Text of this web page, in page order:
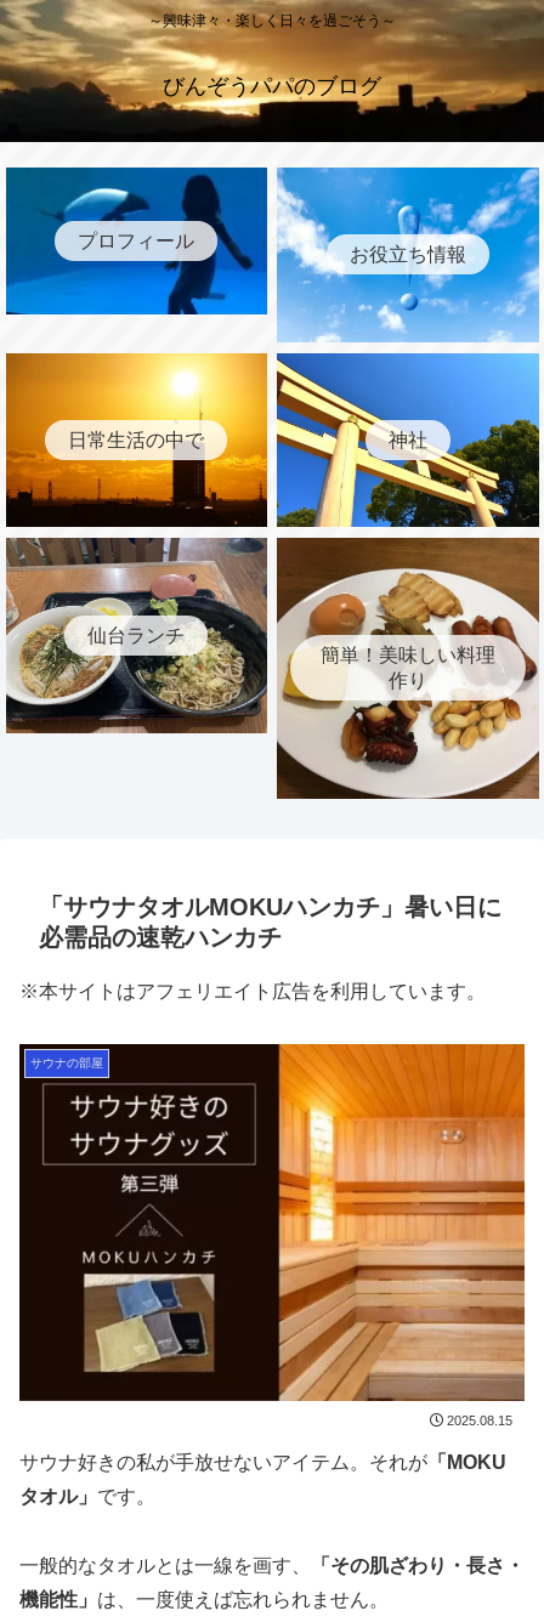
～興味津々・楽しく日々を過ごそう～
びんぞうパパのブログ
プロフィール
お役立ち情報
日常生活の中で 神社
仙台ランチ
簡単！美味しい料理
作り
「サウナタオルMOKUハンカチ」暑い日に
必需品の速乾ハンカチ
※本サイトはアフェリエイト広告を利用しています。
サウナの部屋
2025.08.15
サウナ好きの私が手放せないアイテム。それが 「MOKU
タオル」 です。
一般的なタオルとは一線を画す、
「その肌ざわり・長さ・
機能性」 は、一度使えば忘れられません。